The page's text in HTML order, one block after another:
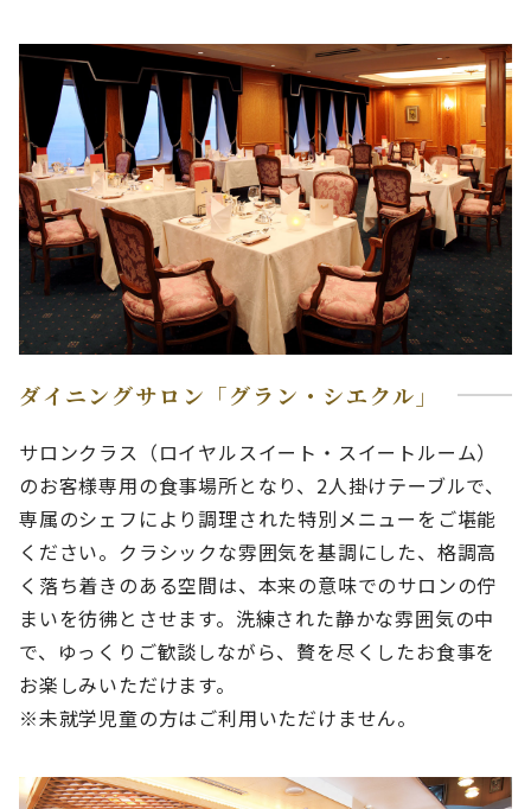
ダイニングサロン「グラン・シエクル」
サロンクラス（ロイヤルスイート・スイートルーム）
のお客様専用の食事場所となり、2人掛けテーブルで、
専属のシェフにより調理された特別メニューをご堪能
ください。クラシックな雰囲気を基調にした、格調高
く落ち着きのある空間は、本来の意味でのサロンの佇
まいを彷彿とさせます。洗練された静かな雰囲気の中
で、ゆっくりご歓談しながら、贅を尽くしたお食事を
お楽しみいただけます。
※未就学児童の方はご利用いただけません。